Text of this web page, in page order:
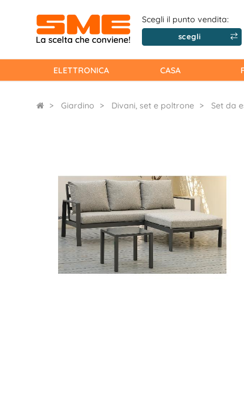
Scegli il punto vendita:
scegli
ELETTRONICA CASA
Giardino Divani, set e poltrone Set da